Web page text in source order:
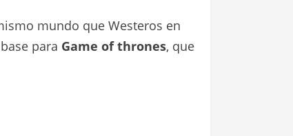
mundo que Westeros en
para Game of thrones, que